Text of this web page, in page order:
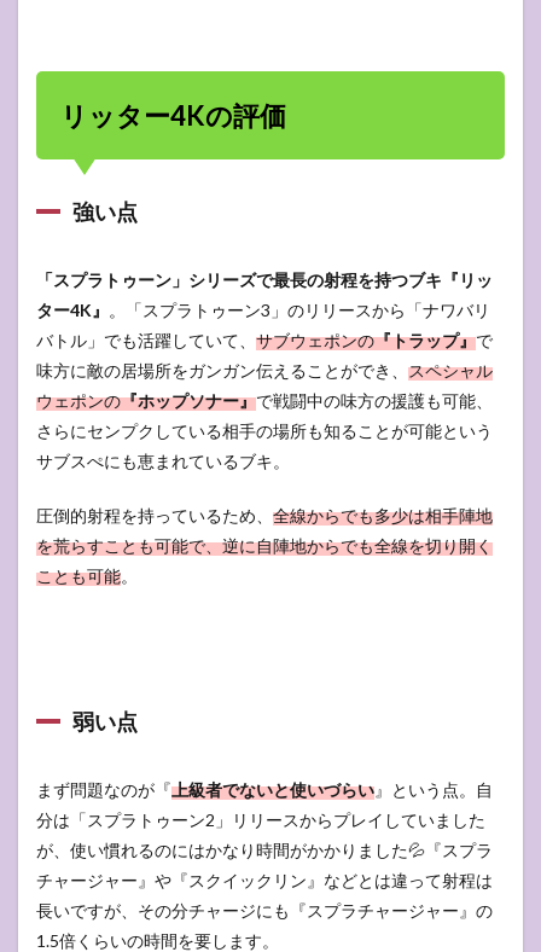
リッター4Kの評価
強い点
「スプラトゥーン」シリーズで最長の射程を持つブキ『リッ
ター4K』 。「スプラトゥーン3」のリリースから「ナワバリ
バトル」でも活躍していて、 サブウェポンの『トラップ』で
味方に敵の居場所をガンガン伝えることができ、 スペシャル
ウェポンの『ホップソナー』で戦闘中の味方の援護も可能、
さらにセンプクしている相手の場所も知ることが可能という
サブスぺにも恵まれているブキ。
圧倒的射程を持っているため、 全線からでも多少は相手陣地
を荒らすことも可能で、逆に自陣地からでも全線を切り開く
ことも可能。
弱い点
まず問題なのが『上級者でないと使いづらい』という点。自
分は「スプラトゥーン2」リリースからプレイしていました
が、使い慣れるのにはかなり時間がかかりました💦『スプラ
チャージャー』や『スクイックリン』などとは違って射程は
長いですが、その分チャージにも『スプラチャージャー』の
1.5倍くらいの時間を要します。